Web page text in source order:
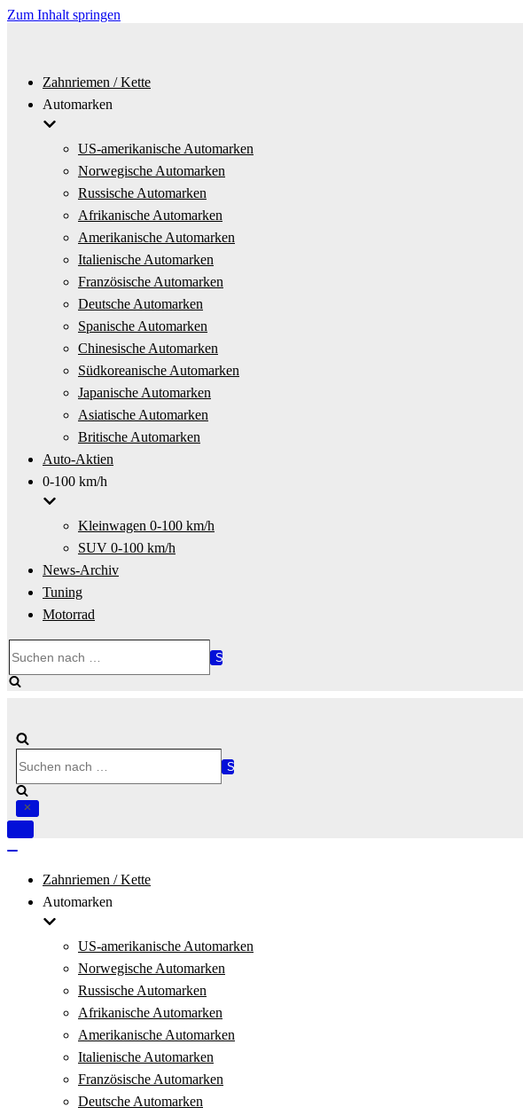
Zum Inhalt springen
Zahnriemen / Kette
Automarken
US-amerikanische Automarken
Norwegische Automarken
Russische Automarken
Afrikanische Automarken
Amerikanische Automarken
Italienische Automarken
Französische Automarken
Deutsche Automarken
Spanische Automarken
Chinesische Automarken
Südkoreanische Automarken
Japanische Automarken
Asiatische Automarken
Britische Automarken
Auto-Aktien
0-100 km/h
Kleinwagen 0-100 km/h
SUV 0-100 km/h
News-Archiv
Tuning
Motorrad
nach …
nach …
Navigation
Zahnriemen / Kette
Automarken
US-amerikanische Automarken
Norwegische Automarken
Russische Automarken
Afrikanische Automarken
Amerikanische Automarken
Italienische Automarken
Französische Automarken
Deutsche Automarken